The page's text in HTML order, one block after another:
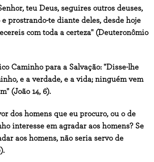
teu Deus, seguires outros deuses,
prostrando-te diante deles, desde hoje
com toda a certeza" (Deuteronômio
Caminho para a Salvação: "Disse-lhe
e a verdade, e a vida; ninguém vem
(João 14, 6).
dos homens que eu procuro, ou o de
interesse em agradar aos homens? Se
aos homens, não seria servo de